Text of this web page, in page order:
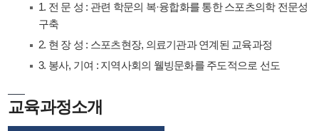
1. 전 문 성 : 관련 학문의 복·융합화를 통한 스포츠의학 전문성
구축
2. 현 장 성 : 스포츠현장, 의료기관과 연계된 교육과정
3. 봉사, 기여 : 지역사회의 웰빙문화를 주도적으로 선도
교육과정소개